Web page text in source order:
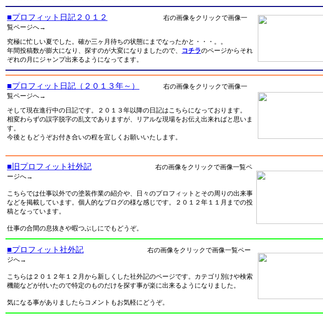
■プロフィット日記２０１２
右の画像をクリックで画像一
覧ページへ→
究極に忙しい夏でした。確か三ヶ月待ちの状態にまでなったかと・・・。。
年間投稿数が膨大になり、探すのが大変になりましたので、
コチラのページからそれ
ぞれの月にジャンプ出来るようになってます。
■プロフィット日記（２０１３年～）
右の画像をクリックで画像一
覧ページへ→
そして現在進行中の日記です。２０１３年以降の日記はこちらになっております。
相変わらずの誤字脱字の乱文でありますが、リアルな現場をお伝え出来ればと思いま
す。
今後ともどうぞお付き合いの程を宜しくお願いいたします。
■旧プロフィット社外記
右の画像をクリックで画像一覧ペ
ージへ→
こちらでは仕事以外での塗装作業の紹介や、日々のプロフィットとその周りの出来事
などを掲載しています。個人的なブログの様な感じです。２０１２年１１月までの投
稿となっています。
仕事の合間の息抜きや暇つぶしにでもどうぞ。
■プロフィット社外記
右の画像をクリックで画像一覧ペー
ジへ→
こちらは２０１２年１２月から新しくした社外記のページです。カテゴリ別けや検索
機能などが付いたので特定のものだけを探す事が楽に出来るようになりました。
気になる事がありましたらコメントもお気軽にどうぞ。